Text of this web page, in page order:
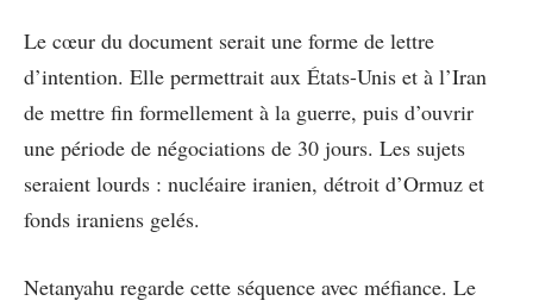
Le cœur du document serait une forme de lettre
d’intention. Elle permettrait aux États-Unis et à l’Iran
de mettre fin formellement à la guerre, puis d’ouvrir
une période de négociations de 30 jours. Les sujets
seraient lourds : nucléaire iranien, détroit d’Ormuz et
fonds iraniens gelés.
Netanyahu regarde cette séquence avec méfiance. Le